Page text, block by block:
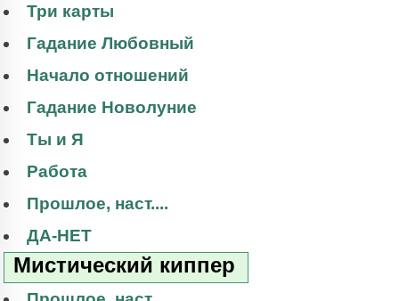
Три карты
Гадание Любовный
Начало отношений
Гадание Новолуние
Ты и Я
Работа
Прошлое, наст....
ДА-НЕТ
Мистический киппер